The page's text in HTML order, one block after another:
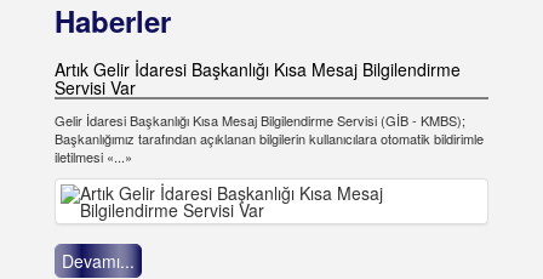
Haberler
Artık Gelir İdaresi Başkanlığı Kısa Mesaj Bilgilendirme
Servisi Var
Gelir İdaresi Başkanlığı Kısa Mesaj Bilgilendirme Servisi (GİB - KMBS);
Başkanlığımız tarafından açıklanan bilgilerin kullanıcılara otomatik bildirimle
iletilmesi «...»
Devamı...